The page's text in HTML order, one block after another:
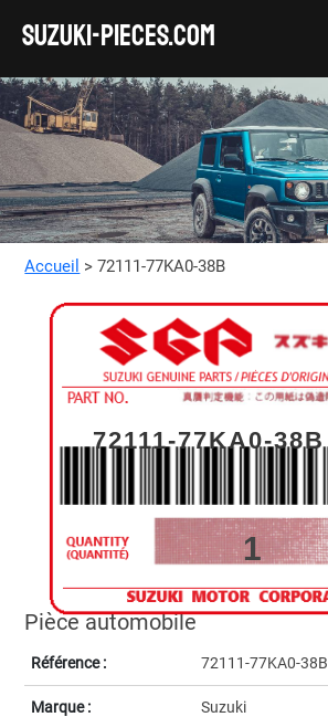
SUZUKI-pieces.com
Accueil > 72111-77KA0-38B
Pièce automobile
Référence : 72111-77KA0-38B
Marque : Suzuki
72111-77KA0-38B
1